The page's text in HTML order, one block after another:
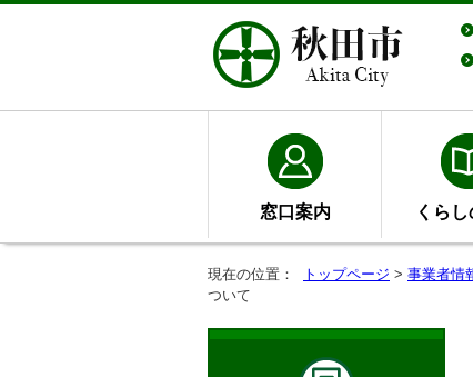
窓口案内 くら
現在の位置： トップページ > 事業者情
ついて